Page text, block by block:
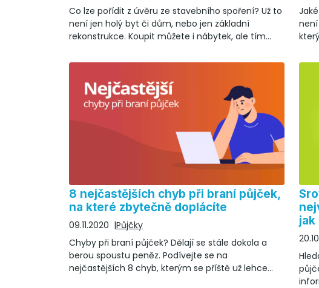
Co lze pořídit z úvěru ze stavebního spoření? Už to
není jen holý byt či dům, nebo jen základní
rekonstrukce. Koupit můžete i nábytek, ale tím
8 nejčastějších chyb při braní půjček,
na které zbytečně doplácíte
09.11.2020
Půjčky
Chyby při braní půjček? Dělají se stále dokola a
berou spoustu peněz. Podívejte se na
nejčastějších 8 chyb, kterým se příště už lehce
jak